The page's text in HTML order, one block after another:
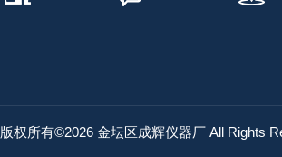
版权所有©2026 金坛区成辉仪器厂 All Rights